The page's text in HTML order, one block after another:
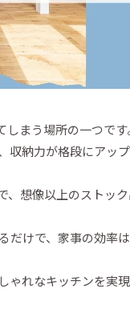
まう場所の一つです
収納力が格段にアッ
、想像以上のストッ
だけで、家事の効率
ゃれなキッチンを実